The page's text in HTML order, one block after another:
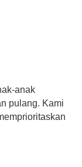
anak
pulang. Kami